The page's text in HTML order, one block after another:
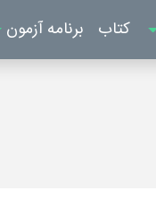
کتاب برنامه آزمون